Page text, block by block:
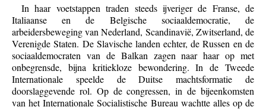
In haar voetstappen traden steeds ijveriger de Franse, de
Italiaanse en de Belgische sociaaldemocratie, de
arbeidersbeweging van Nederland, Scandinavië, Zwitserland, de
Verenigde Staten. De Slavische landen echter, de Russen en de
sociaaldemocraten van de Balkan zagen naar haar op met
onbegrensde, bijna kritiekloze bewondering. In de Tweede
Internationale speelde de Duitse machtsformatie de
doorslaggevende rol. Op de congressen, in de bijeenkomsten
van het Internationale Socialistische Bureau wachtte alles op de